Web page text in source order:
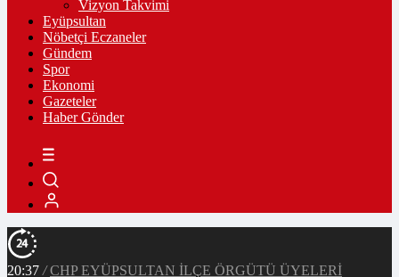
Vizyon Takvimi
Eyüpsultan
Nöbetçi Eczaneler
Gündem
Spor
Ekonomi
Gazeteler
Haber Gönder
20:37 / CHP EYÜPSULTAN İLÇE ÖRGÜTÜ ÜYELERİ